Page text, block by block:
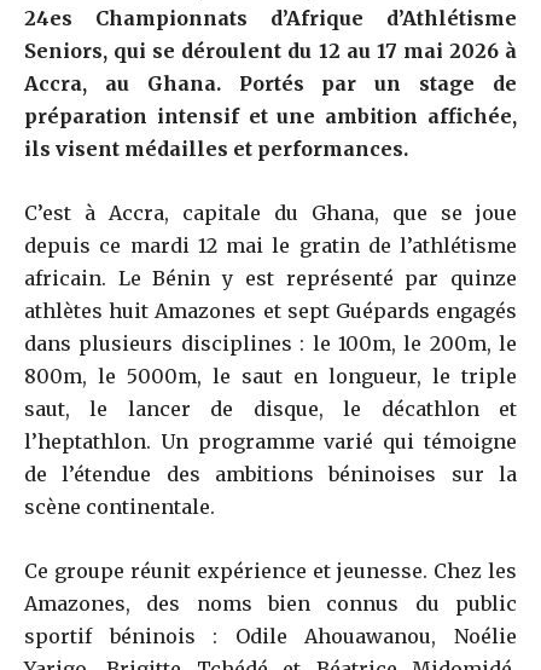
24es Championnats d’Afrique d’Athlétisme
Seniors, qui se déroulent du 12 au 17 mai 2026 à
Accra, au Ghana. Portés par un stage de
préparation intensif et une ambition affichée,
ils visent médailles et performances.
C’est à Accra, capitale du Ghana, que se joue
depuis ce mardi 12 mai le gratin de l’athlétisme
africain. Le Bénin y est représenté par quinze
athlètes huit Amazones et sept Guépards engagés
dans plusieurs disciplines : le 100m, le 200m, le
800m, le 5000m, le saut en longueur, le triple
saut, le lancer de disque, le décathlon et
l’heptathlon. Un programme varié qui témoigne
de l’étendue des ambitions béninoises sur la
scène continentale.
Ce groupe réunit expérience et jeunesse. Chez les
Amazones, des noms bien connus du public
sportif béninois : Odile Ahouawanou, Noélie